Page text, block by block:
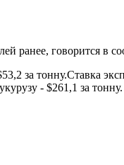
ранее, говорится в
за
- $261,1 за